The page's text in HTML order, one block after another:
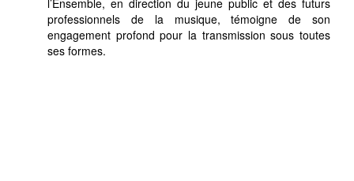
l’Ensemble, en direction du jeune public et des futurs
professionnels de la musique, témoigne de son
engagement profond pour la transmission sous toutes
ses formes.